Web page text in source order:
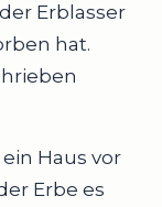
Erblasser
hat.
Haus vor
Erbe es